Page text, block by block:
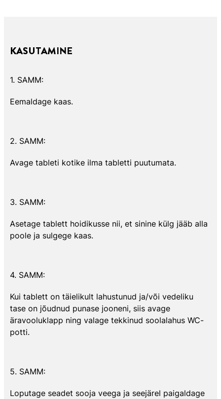
KASUTAMINE
1. SAMM:
Eemaldage kaas.
2. SAMM:
Avage tableti kotike ilma tabletti puutumata.
3. SAMM:
Asetage tablett hoidikusse nii, et sinine külg jääb alla
poole ja sulgege kaas.
4. SAMM:
Kui tablett on täielikult lahustunud ja/või vedeliku
tase on jõudnud punase jooneni, siis avage
äravooluklapp ning valage tekkinud soolalahus WC-
potti.
5. SAMM:
Loputage seadet sooja veega ja seejärel paigaldage